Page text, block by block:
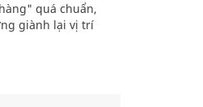
quá chuẩn,
giành lại vị trí